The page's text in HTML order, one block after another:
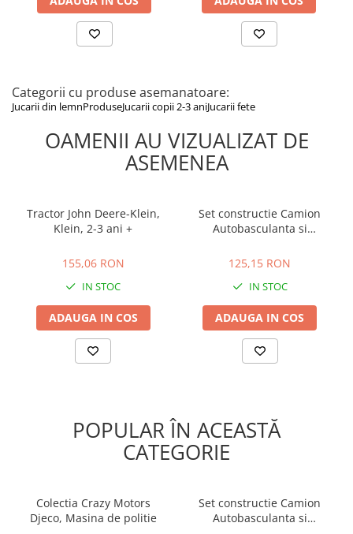
Categorii cu produse asemanatoare:
Jucarii din lemnProduseJucarii copii 2-3 aniJucarii fete
OAMENII AU VIZUALIZAT DE
ASEMENEA
Tractor John Deere-Klein,
Klein, 2-3 ani +
155,06 RON
IN STOC
ADAUGA IN COS
Set constructie Camion
Autobasculanta si
radiocomanda, BUKI
125,15 RON
IN STOC
ADAUGA IN COS
POPULAR ÎN ACEASTĂ
CATEGORIE
Colectia Crazy Motors
Djeco, Masina de politie
Set constructie Camion
Autobasculanta si